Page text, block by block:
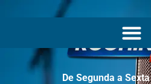
De Segunda a